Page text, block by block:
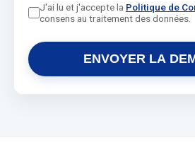
J'ai lu et j'accepte la Politique de
consens au traitement des données.
ENVOYER LA